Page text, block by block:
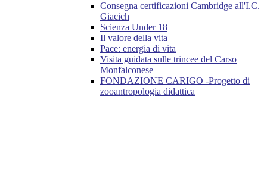
Consegna certificazioni Cambridge all'I.C.
Giacich
Scienza Under 18
Il valore della vita
Pace: energia di vita
Visita guidata sulle trincee del Carso
Monfalconese
FONDAZIONE CARIGO -Progetto di
zooantropologia didattica